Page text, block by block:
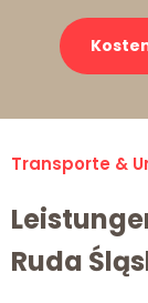
Transporte &
Ruda